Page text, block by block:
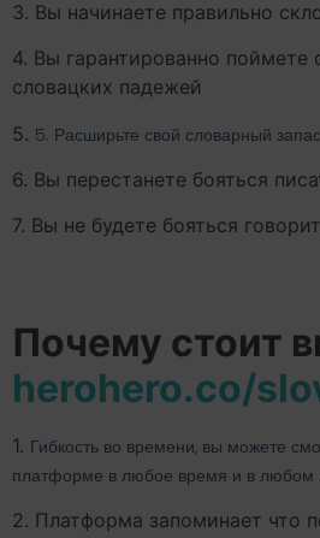
3. Вы начинаете правильно
4. Вы гарантированно поймете
словацких падежей
5. 5. Расширьте свой словарный запас
6. Вы перестанете бояться
7. Вы не будете бояться
Почему стоит
herohero.co/
1. Гибкость во времени, вы можете
платформе в любое время и в любом
2. Платформа запоминает что